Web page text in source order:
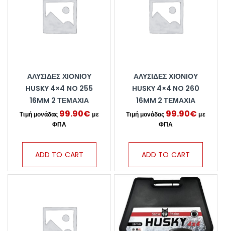
ΑΛΥΣΊΔΕΣ ΧΙΟΝΙΟΎ
HUSKY 4×4 NO 255
16MM 2 ΤΕΜΆΧΙΑ
99.90€
ADD TO CART
ΑΛΥΣΊΔΕΣ ΧΙΟΝΙΟΎ
HUSKY 4×4 NO 260
16MM 2 ΤΕΜΆΧΙΑ
99.90€
ADD TO CART